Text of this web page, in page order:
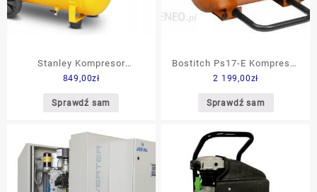
Stanley Kompresor
Bezolejowy 24L
B2CC2G4STN704
849,00zł
Sprawdź sam
Bostitch Ps17-E Kompresor
Bezolejowy 17l 13.8bar
PS17E
2 199,00zł
Sprawdź sam